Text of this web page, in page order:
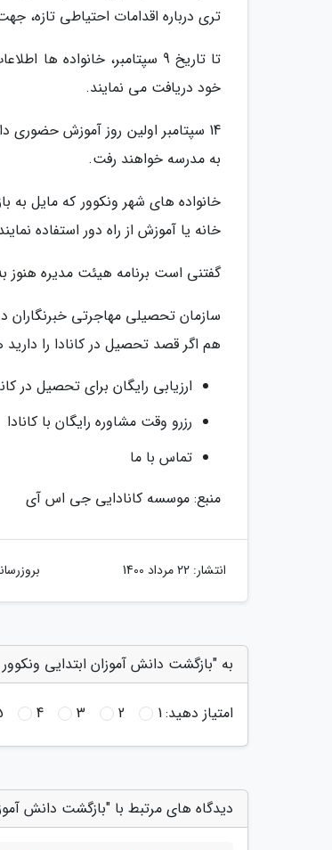
تری درباره اقدامات احتیاطی تازه،
تا تاریخ 9 سپتامبر،
خود دریافت می نمایند.
به مدرسه خواهند رفت.
خانواده های شهر ونکوور که مایل به
خانه یا آموزش از راه دور استفاده
گفتنی است برنامه هیئت مدیره
سازمان تحصیلی مهاجرتی خبرنگاران
هم اگر قصد تحصیل در کانادا را
ارزیابی رایگان برای تحصیل در
رزرو وقت مشاوره رایگان با کانادا
تماس با ما
منبع: موسسه کانادایی جی اس آی
انتشار: 22 مرداد 1400
به "بازگشت دانش آموزان ابتدایی
امتیاز دهید:1
2
3
4
دیدگاه های مرتبط با "بازگشت دانش